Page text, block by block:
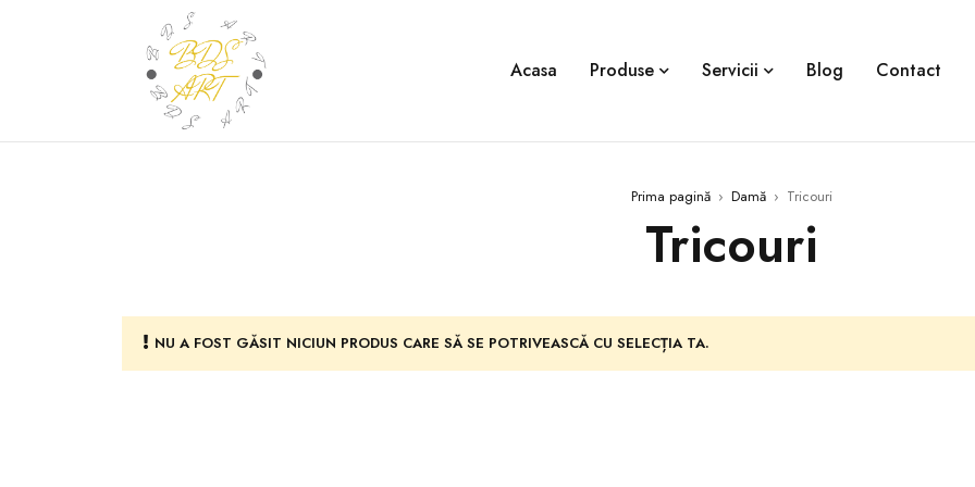
Acasa Produse Servicii Blog Contact
Prima pagină › Damă › Tricouri
Tricouri
NU A FOST GĂSIT NICIUN PRODUS CARE SĂ SE POTRIVEASCĂ CU SELECȚIA TA.